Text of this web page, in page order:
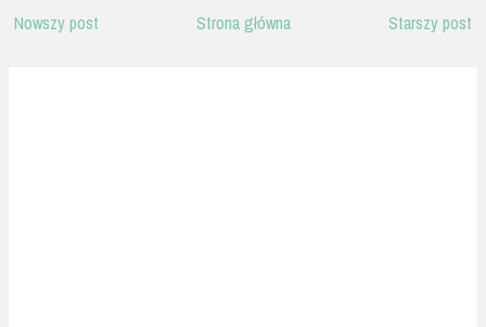
Nowszy post Starszy post
Strona główna